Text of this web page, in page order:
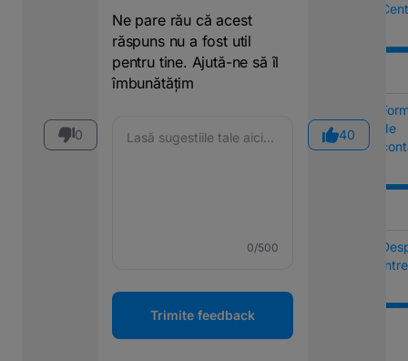
de
0
Ne pare rău că acest
răspuns nu a fost util
pentru tine. Ajută-ne să îl
îmbunătățim
0/500
Trimite feedback
40